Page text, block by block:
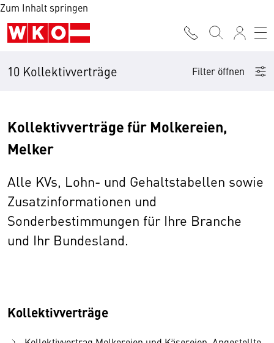
Zum Inhalt springen
10 Kollektivverträge Filter öffnen
Kollektivverträge für Molkereien,
Melker
Alle KVs, Lohn- und Gehaltstabellen sowie
Zusatzinformationen und
Sonderbestimmungen für Ihre Branche
und Ihr Bundesland.
Kollektivverträge